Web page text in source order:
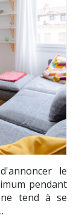
le
pendant
tend à se